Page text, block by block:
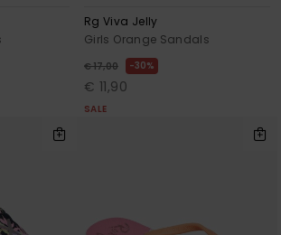
Rg Viva Jelly
Girls Orange Sandals
€ 17,00 30%
€ 11,90
SALE